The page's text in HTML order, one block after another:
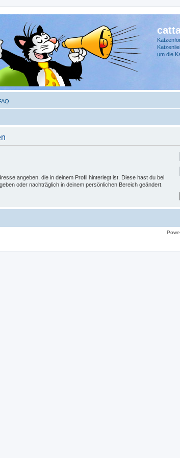
um die
angeben, die in deinem Profil hinterlegt ist. Diese hast du bei
oder nachträglich in deinem persönlichen Bereich geändert.